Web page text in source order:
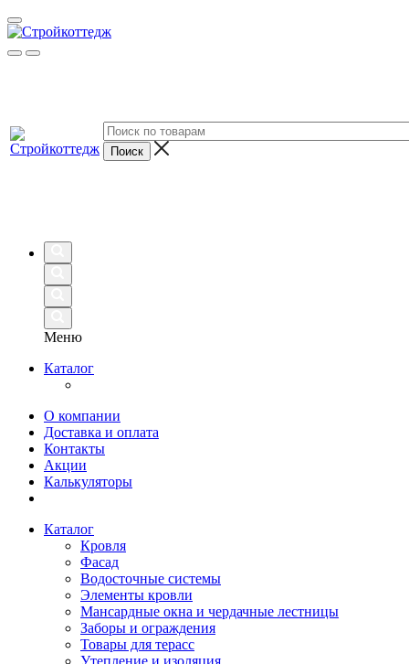
Меню
Каталог
О компании
Доставка и оплата
Контакты
Акции
Калькуляторы
Каталог
Кровля
Фасад
Водосточные системы
Элементы кровли
Мансардные окна и чердачные лестницы
Заборы и ограждения
Товары для терасс
Утепление и изоляция